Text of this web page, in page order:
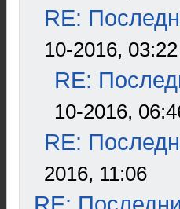
RE:
10-2016, 03:22
RE:
10-2016,
RE:
2016, 11:06